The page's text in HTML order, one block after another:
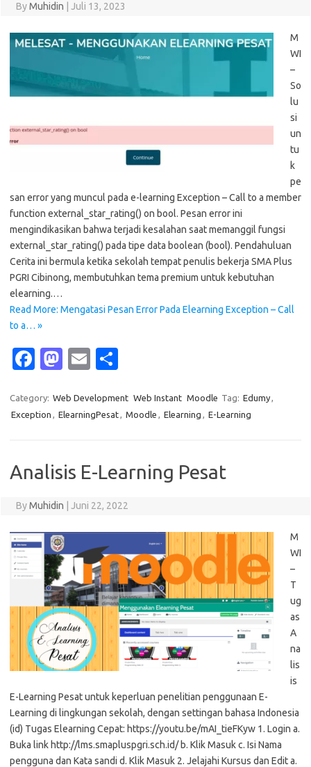
ByMuhidin Juli 13, 2023
M
WI
–
So
lu
si
un
tu
k
pe
san error yang muncul pada e-learning Exception – Call to a member
function external_star_rating() on bool. Pesan error ini
mengindikasikan bahwa terjadi kesalahan saat memanggil fungsi
external_star_rating() pada tipe data boolean (bool). Pendahuluan
Cerita ini bermula ketika sekolah tempat penulis bekerja SMA Plus
PGRI Cibinong, membutuhkan tema premium untuk kebutuhan
elearning.…
Read More: Mengatasi Pesan Error Pada Elearning Exception – Call
to a… »
Fa
e
b
o
M
t
o
o
E
ail ar
e
Category: Web Development Web Instant Moodle Tag: Edumy,
Exception , ElearningPesat, Moodle , Elearning , E-Learning
Analisis E-Learning Pesat
ByMuhidin Juni 22, 2022
M
WI
–
T
ug
as
A
na
lis
is
E-Learning Pesat untuk keperluan penelitian penggunaan E-
Learning di lingkungan sekolah, dengan settingan bahasa Indonesia
(id) Tugas Elearning Cepat: https://youtu.be/mAI_tieFKyw 1. Login a.
Buka link http://lms.smapluspgri.sch.id/ b. Klik Masuk c. Isi Nama
pengguna dan Kata sandi d. Klik Masuk 2. Jelajahi Kursus dan Edit a.